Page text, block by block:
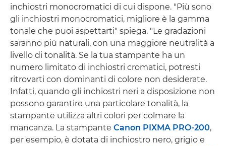
inchiostri monocromatici di cui dispone. "Più sono
gli inchiostri monocromatici, migliore è la gamma
tonale che puoi aspettarti" spiega. "Le gradazioni
saranno più naturali, con una maggiore neutralità a
livello di tonalità. Se la tua stampante ha un
numero limitato di inchiostri cromatici, potresti
ritrovarti con dominanti di colore non desiderate.
Infatti, quando gli inchiostri neri a disposizione non
possono garantire una particolare tonalità, la
stampante utilizza altri colori per colmare la
mancanza. La stampante Canon PIXMA PRO-200,
per esempio, è dotata di inchiostro nero, grigio e